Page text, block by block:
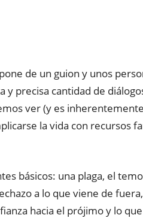
de un guion y unos
y precisa cantidad de
ver (y es
la vida con recursos
básicos: una plaga, el
a lo que viene de
hacia el prójimo y lo